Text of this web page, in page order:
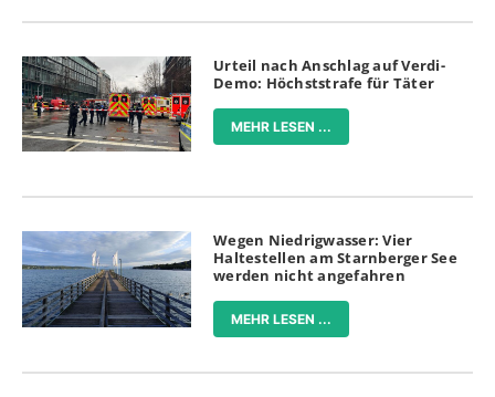
Urteil nach Anschlag auf Verdi-
Demo: Höchststrafe für Täter
MEHR LESEN ...
Wegen Niedrigwasser: Vier
Haltestellen am Starnberger See
werden nicht angefahren
MEHR LESEN ...